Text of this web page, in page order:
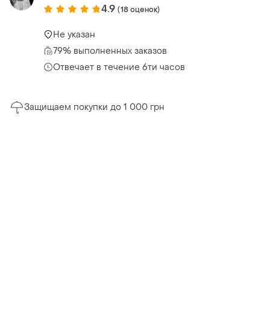
4.9 (18 оценок)
Не указан
79% выполненных заказов
Отвечает в течение 6ти часов
Защищаем покупки до 1 000 грн